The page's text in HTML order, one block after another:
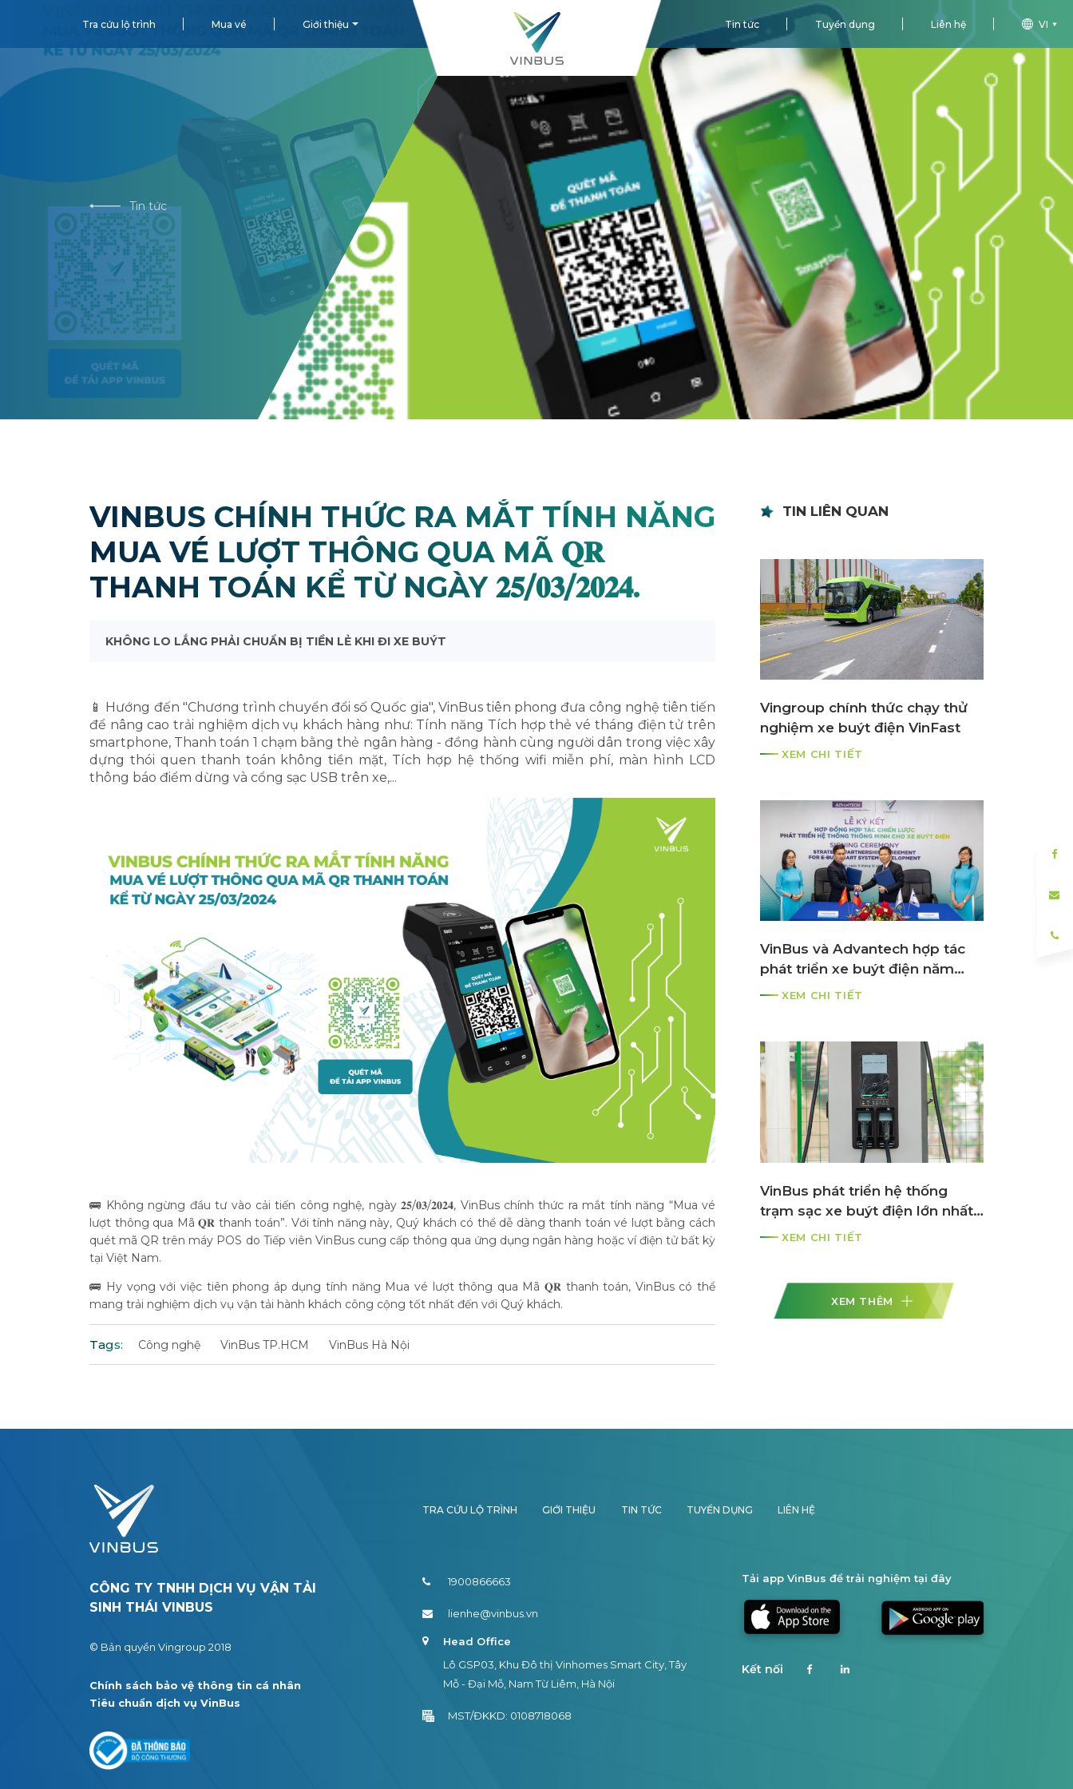
Tra cứu lộ trình Mua vé Giới thiệu Tin tức Tuyển dụng Liên hệ VI
Tin tức
VINBUS CHÍNH THỨC RA MẮT TÍNH NĂNG
MUA VÉ LƯỢT THÔNG QUA MÃ 𝐐𝐑
THANH TOÁN KỂ TỪ NGÀY 𝟐𝟓/𝟎𝟑/𝟐𝟎𝟐𝟒.
KHÔNG LO LẮNG PHẢI CHUẨN BỊ TIỀN LẺ KHI ĐI XE BUÝT
📱 Hướng đến "Chương trình chuyển đổi số Quốc gia", VinBus tiên phong đưa công nghệ tiên tiến
để nâng cao trải nghiệm dịch vụ khách hàng như: Tính năng Tích hợp thẻ vé tháng điện tử trên
smartphone, Thanh toán 1 chạm bằng thẻ ngân hàng - đồng hành cùng người dân trong việc xây
dựng thói quen thanh toán không tiền mặt, Tích hợp hệ thống wifi miễn phí, màn hình LCD
thông báo điểm dừng và cổng sạc USB trên xe,...
🚌 Không ngừng đầu tư vào cải tiến công nghệ, ngày 𝟐𝟓/𝟎𝟑/𝟐𝟎𝟐𝟒, VinBus chính thức ra mắt tính năng “Mua vé
lượt thông qua Mã 𝐐𝐑 thanh toán”. Với tính năng này, Quý khách có thể dễ dàng thanh toán vé lượt bằng cách
quét mã QR trên máy POS do Tiếp viên VinBus cung cấp thông qua ứng dụng ngân hàng hoặc ví điện tử bất kỳ
tại Việt Nam.
🚌 Hy vọng với việc tiên phong áp dụng tính năng Mua vé lượt thông qua Mã 𝐐𝐑 thanh toán, VinBus có thể
mang trải nghiệm dịch vụ vận tải hành khách công cộng tốt nhất đến với Quý khách.
Tags: Công nghệ VinBus TP.HCM VinBus Hà Nội
TIN LIÊN QUAN
Vingroup chính thức chạy thử
nghiệm xe buýt điện VinFast
XEM CHI TIẾT
VinBus và Advantech hợp tác
phát triển xe buýt điện năm
2021XEM CHI TIẾT
VinBus phát triển hệ thống
trạm sạc xe buýt điện lớn nhất
ASEAN
XEM CHI TIẾT
XEM THÊM
CÔNG TY TNHH DỊCH VỤ VẬN TẢI
SINH THÁI VINBUS
© Bản quyền Vingroup 2018
Chính sách bảo vệ thông tin cá nhân
Tiêu chuẩn dịch vụ VinBus
TRA CỨU LỘ TRÌNH GIỚI THIỆU TIN TỨC TUYỂN DỤNG LIÊN HỆ
1900866663
lienhe@vinbus.vn
Head Office
Lô GSP03, Khu Đô thị Vinhomes Smart City, Tây
Mỗ - Đại Mỗ, Nam Từ Liêm, Hà Nội
MST/ĐKKD: 0108718068
Tải app VinBus để trải nghiệm tại đây
Kết nối